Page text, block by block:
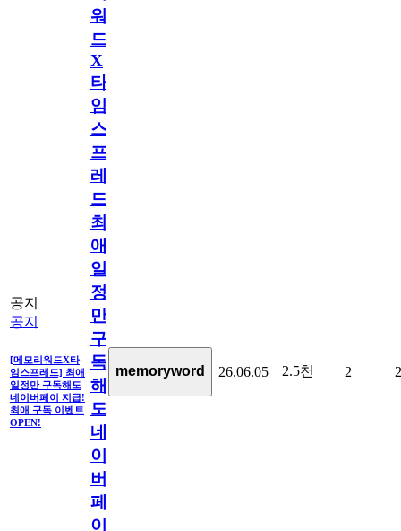
공지
공지
[메모리워드X타
임스프레드] 최애
일정만 구독해도
네이버페이 지급!
최애 구독 이벤트
OPEN!
워
드
X
타
임
스
프
레
드]
최
애
일
정
만
구
독
해
도
네
이
버
페
이
memoryword 26.06.05 2.5천 2 2